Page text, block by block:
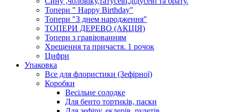
Топери " Happy Birthday"
Топери "З днем народження"
ТОПЕРИ ДЕРЕВО (АКЦІЯ)
Топери з гравіюванням
Хрещення та причастя. 1 рочок
Цифри
Упаковка
Все для флористики (Зефірної)
Коробки
Весільне солодке
Для бенто тортиків, паски